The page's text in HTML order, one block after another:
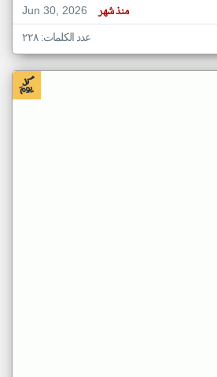
Jun 30, 2026
منذ شهر
عدد الكلمات: ٢٢٨